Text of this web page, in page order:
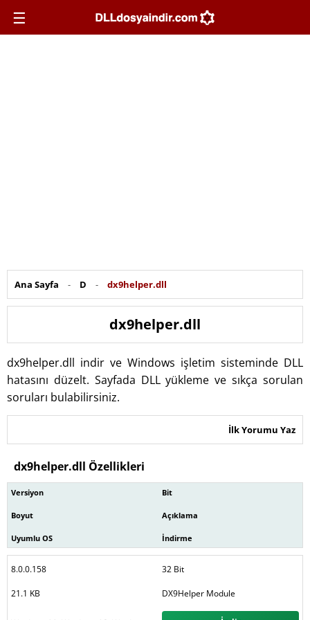
☰
Ana Sayfa - D - dx9helper.dll
dx9helper.dll
dx9helper.dll indir ve Windows işletim sisteminde DLL
hatasını düzelt. Sayfada DLL yükleme ve sıkça sorulan
soruları bulabilirsiniz.
İlk Yorumu Yaz
dx9helper.dll Özellikleri
Versiyon Bit
Boyut Açıklama
Uyumlu OS İndirme
8.0.0.158 32 Bit
21.1 KB DX9Helper Module